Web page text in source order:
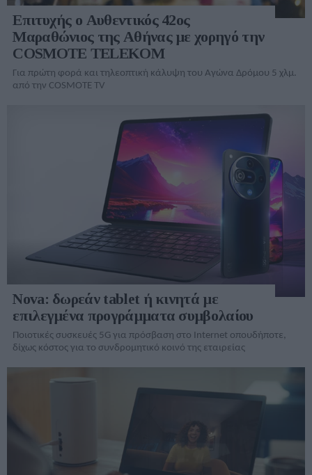
Επιτυχής ο Αυθεντικός 42ος
Μαραθώνιος της Αθήνας με χορηγό την
COSMOTE TELEKOM
Για πρώτη φορά και τηλεοπτική κάλυψη του Αγώνα Δρόμου 5 χλμ.
από την COSMOTE TV
Nova: δωρεάν tablet ή κινητά με
επιλεγμένα προγράμματα συμβολαίου
Ποιοτικές συσκευές 5G για πρόσβαση στο Internet οπουδήποτε,
δίχως κόστος για το συνδρομητικό κοινό της εταιρείας